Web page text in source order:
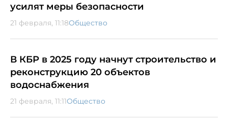
усилят меры безопасности
21 февраля, 11:18Общество
В КБР в 2025 году начнут строительство и
реконструкцию 20 объектов
водоснабжения
21 февраля, 11:11Общество